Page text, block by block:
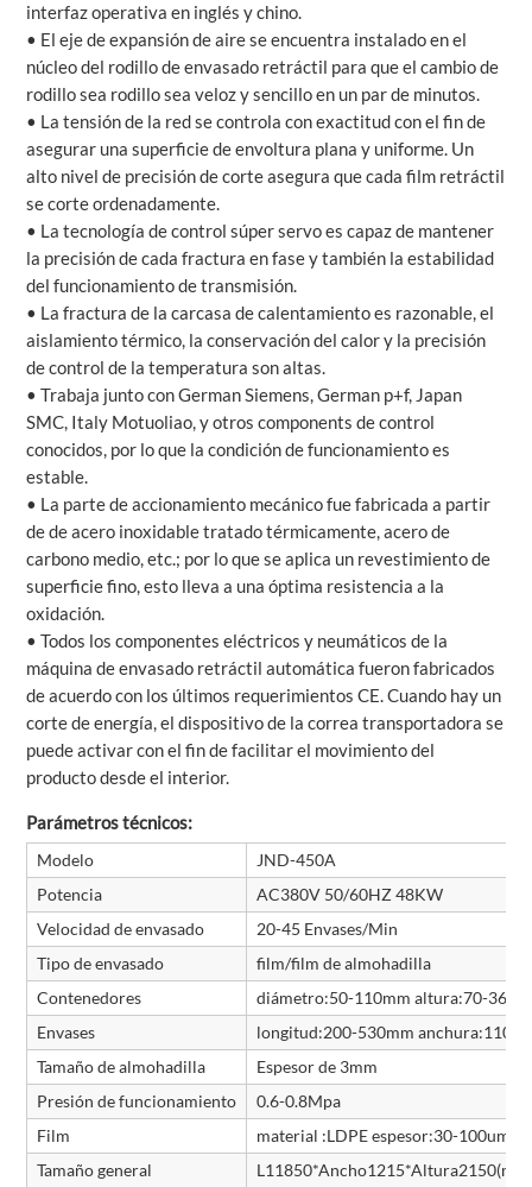
interfaz operativa en inglés y chino.
• El eje de expansión de aire se encuentra instalado en el
núcleo del rodillo de envasado retráctil para que el cambio de
rodillo sea rodillo sea veloz y sencillo en un par de minutos.
• La tensión de la red se controla con exactitud con el fin de
asegurar una superficie de envoltura plana y uniforme. Un
alto nivel de precisión de corte asegura que cada film retráctil
se corte ordenadamente.
• La tecnología de control súper servo es capaz de mantener
la precisión de cada fractura en fase y también la estabilidad
del funcionamiento de transmisión.
• La fractura de la carcasa de calentamiento es razonable, el
aislamiento térmico, la conservación del calor y la precisión
de control de la temperatura son altas.
• Trabaja junto con German Siemens, German p+f, Japan
SMC, Italy Motuoliao, y otros components de control
conocidos, por lo que la condición de funcionamiento es
estable.
• La parte de accionamiento mecánico fue fabricada a partir
de de acero inoxidable tratado térmicamente, acero de
carbono medio, etc.; por lo que se aplica un revestimiento de
superficie fino, esto lleva a una óptima resistencia a la
oxidación.
• Todos los componentes eléctricos y neumáticos de la
máquina de envasado retráctil automática fueron fabricados
de acuerdo con los últimos requerimientos CE. Cuando hay un
corte de energía, el dispositivo de la correa transportadora se
puede activar con el fin de facilitar el movimiento del
producto desde el interior.
Parámetros técnicos:
Modelo
JND-450A
Potencia
AC380V 50/60HZ 48KW
Velocidad de envasado
20-45 Envases/Min
Tipo de envasado
film/film de almohadilla
Contenedores
diámetro:50-110mm altura:70-
Envases
longitud:200-530mm anchura:110-
Tamaño de almohadilla
Espesor de 3mm
Presión de funcionamiento
0.6-0.8Mpa
Film
material :LDPE espesor:30-100um
Tamaño general